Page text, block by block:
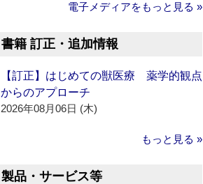
電子メディアをもっと見る »
書籍 訂正・追加情報
【訂正】はじめての獣医療 薬学的観点
からのアプローチ
2026年08月06日 (木)
もっと見る »
製品・サービス等